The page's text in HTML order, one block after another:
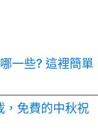
一些? 這裡簡單
，免費的中秋祝